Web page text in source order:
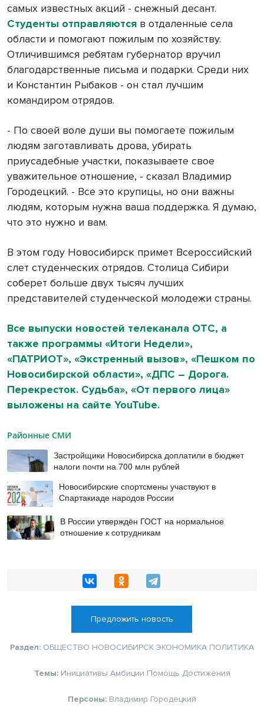
самых известных акций - снежный десант.
Студенты отправляются в отдаленные села
области и помогают пожилым по хозяйству.
Отличившимся ребятам губернатор вручил
благодарственные письма и подарки. Среди них
и Константин Рыбаков - он стал лучшим
командиром отрядов.
- По своей воле души вы помогаете пожилым
людям заготавливать дрова, убирать
приусадебные участки, показываете свое
уважительное отношение, - сказал Владимир
Городецкий. - Все это крупицы, но они важны
людям, которым нужна ваша поддержка. Я думаю,
что это нужно и вам.
В этом году Новосибирск примет Всероссийский
слет студенческих отрядов. Столица Сибири
соберет больше двух тысяч лучших
представителей студенческой молодежи страны.
Все выпуски новостей телеканала ОТС, а
также программы «Итоги Недели»,
«ПАТРИОТ», «Экстренный вызов», «Пешком по
Новосибирской области», «ДПС – Дорога.
Перекресток. Судьба», «От первого лица»
выложены на сайте YouTube.
Районные СМИ
Застройщики Новосибирска доплатили в бюджет
налоги почти на 700 млн рублей
Новосибирские спортсмены участвуют в
Спартакиаде народов России
В России утверждён ГОСТ на нормальное
отношение к сотрудникам
Предложить новость
Раздел: ОБЩЕСТВО НОВОСИБИРСК ЭКОНОМИКА ПОЛИТИКА
Темы: Инициативы Амбиции Помощь Достижения
Персоны: Владимир Городецкий